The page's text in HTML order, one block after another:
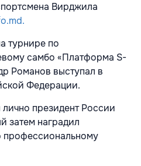
Вирджила
турнире по
самбо «Платформа S-
Романов выступал в
Федерации.
президент России
затем наградил